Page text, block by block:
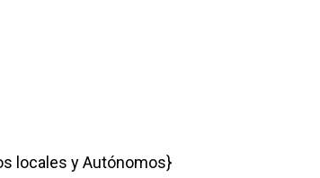
locales y Autónomos}